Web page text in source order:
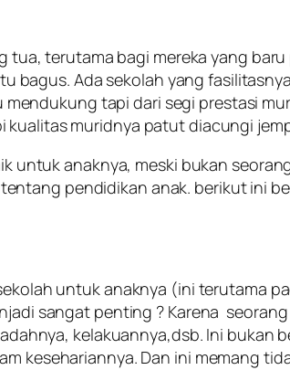
terutama bagi mereka yang baru
bagus. Ada sekolah yang
tapi dari segi prestasi
kualitas muridnya patut diacungi
untuk anaknya, meski bukan
pendidikan anak. berikut ini
untuk anaknya (ini terutama
sangat penting ? Karena
kelakuannya,dsb. Ini bukan
kesehariannya. Dan ini memang